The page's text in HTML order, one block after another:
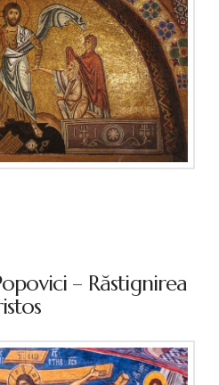
– Răstignirea